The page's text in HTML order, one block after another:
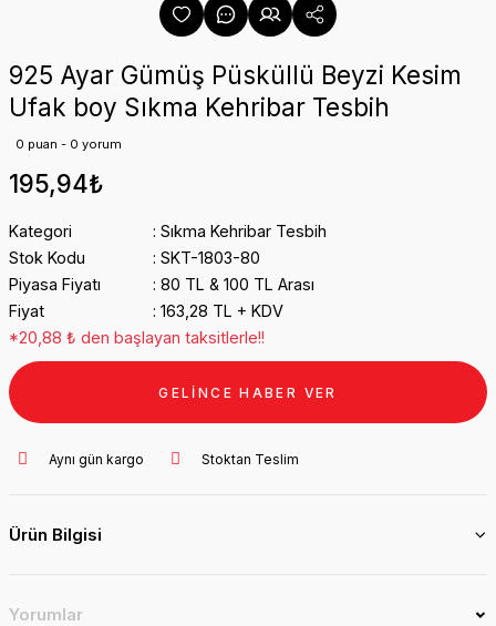
925 Ayar Gümüş Püsküllü Beyzi Kesim
Ufak boy Sıkma Kehribar Tesbih
0 puan - 0 yorum
195,94₺
Kategori
Sıkma Kehribar Tesbih
Stok Kodu
SKT-1803-80
Piyasa Fiyatı
80 TL & 100 TL Arası
Fiyat
163,28 TL + KDV
*20,88 ₺ den başlayan taksitlerle!!
GELİNCE HABER VER
Aynı gün kargo Stoktan Teslim
Ürün Bilgisi
Yorumlar